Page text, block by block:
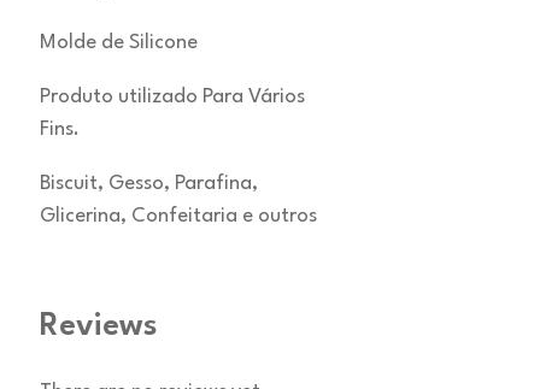
Molde de Silicone
Produto utilizado Para Vários
Fins.
Biscuit, Gesso, Parafina,
Glicerina, Confeitaria e outros
Reviews